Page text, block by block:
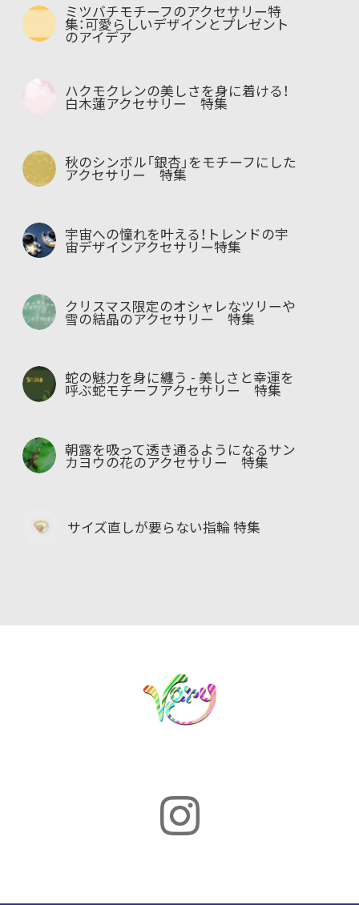
ミツバチモチーフのアクセサリー特
集：可愛らしいデザインとプレゼント
のアイデア
ハクモクレンの美しさを身に着ける！
白木蓮アクセサリー 特集
秋のシンボル「銀杏」をモチーフにした
アクセサリー 特集
宇宙への憧れを叶える！トレンドの宇
宙デザインアクセサリー特集
クリスマス限定のオシャレなツリーや
雪の結晶のアクセサリー 特集
蛇の魅力を身に纏う - 美しさと幸運を
呼ぶ蛇モチーフアクセサリー 特集
朝露を吸って透き通るようになるサン
カヨウの花のアクセサリー 特集
サイズ直しが要らない指輪 特集